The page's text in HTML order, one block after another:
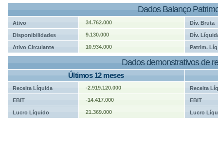
Dados Balanço
Ativo 34.762.000 Dív. Bruta
Disponibilidades 9.130.000 Dív.
Ativo Circulante 10.934.000 Patrim. Líq
Dados demonstrativos de
Últimos 12 meses
Receita Líquida -2.919.120.000 Receita
EBIT -14.417.000 EBIT
Lucro Líquido 21.369.000 Lucro